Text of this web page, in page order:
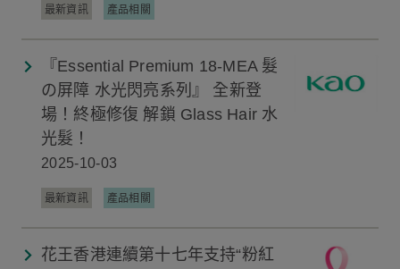
最新資訊 產品相關
『Essential Premium 18-MEA 髮
の屏障 水光閃亮系列』 全新登
場！終極修復 解鎖 Glass Hair 水
光髮！
2025-10-03
最新資訊 產品相關
花王香港連續第十七年支持“粉紅